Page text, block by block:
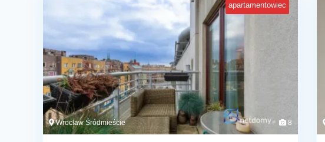
apartamentowiec
Wrocław Śródmieście 8